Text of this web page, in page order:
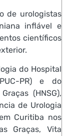
de urologistas
inflável e
científicos
do Hospital
PR) e do
(HNSG),
de Urologia
Curitiba nos
Graças, Vita